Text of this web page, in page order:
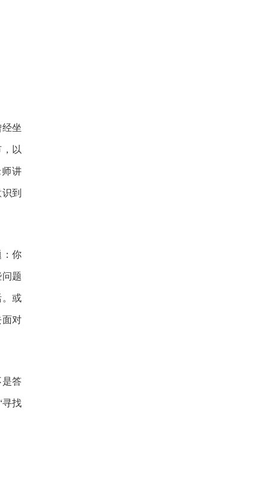
坐
以
讲
到
：你
题
。或
面对
是答
寻找